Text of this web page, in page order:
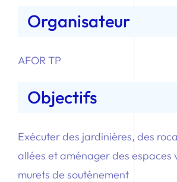
Organisateur
AFOR TP
Objectifs
Exécuter des jardinières, des
allées et aménager des espaces
murets de soutènement